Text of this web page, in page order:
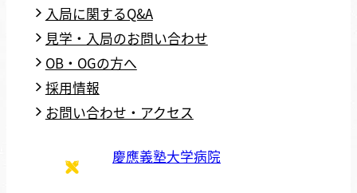
入局に関するQ&A
見学・入局のお問い合わせ
OB・OGの方へ
採用情報
お問い合わせ・アクセス
慶應義塾大学病院